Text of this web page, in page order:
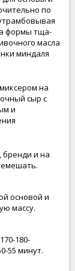
по
формы тща­
масла
миндаля
на
сыр с
и
бренди и на
основой и
массу.
180-
55 минут.